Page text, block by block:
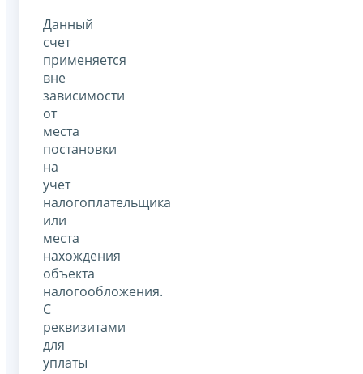
Данный
счет
применяется
вне
зависимости
от
места
постановки
на
учет
налогоплательщика
или
места
нахождения
объекта
налогообложения.
С
реквизитами
для
уплаты